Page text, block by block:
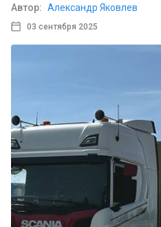
03 сентября 2025
Автор: Александр Яковлев